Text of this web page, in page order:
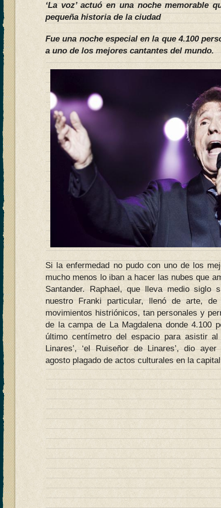
‘La voz’ actuó en una noche memorable
pequeña historia de la ciudad
Fue una noche especial en la que 4.100
a uno de los mejores cantantes del mundo.
Si la enfermedad no pudo con uno de los
mucho menos lo iban a hacer las nubes que
Santander. Raphael, que lleva medio siglo
nuestro Franki particular, llenó de arte, de
movimientos histriónicos, tan personales y
de la campa de La Magdalena donde 4.100
último centímetro del espacio para asistir
Linares’, ‘el Ruiseñor de Linares’, dio
agosto plagado de actos culturales en la